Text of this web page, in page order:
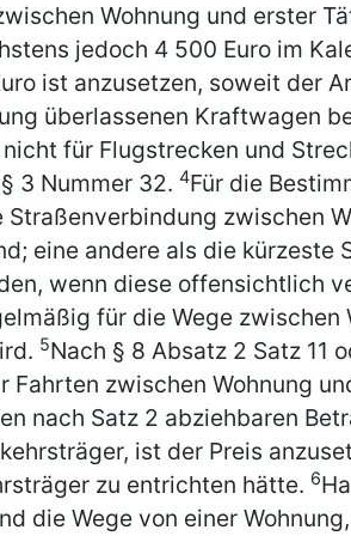
Wohnung und erster
jedoch 4 500 Euro im
ist anzusetzen, soweit der
überlassenen Kraftwagen
für Flugstrecken und
3 Nummer 32. 4Für die
zwischen
eine andere als die kürzeste
wenn diese offensichtlich
für die Wege zwischen
5Nach § 8 Absatz 2 Satz 11
Fahrten zwischen Wohnung
nach Satz 2 abziehbaren
ist der Preis
zu entrichten hätte. 6
die Wege von einer